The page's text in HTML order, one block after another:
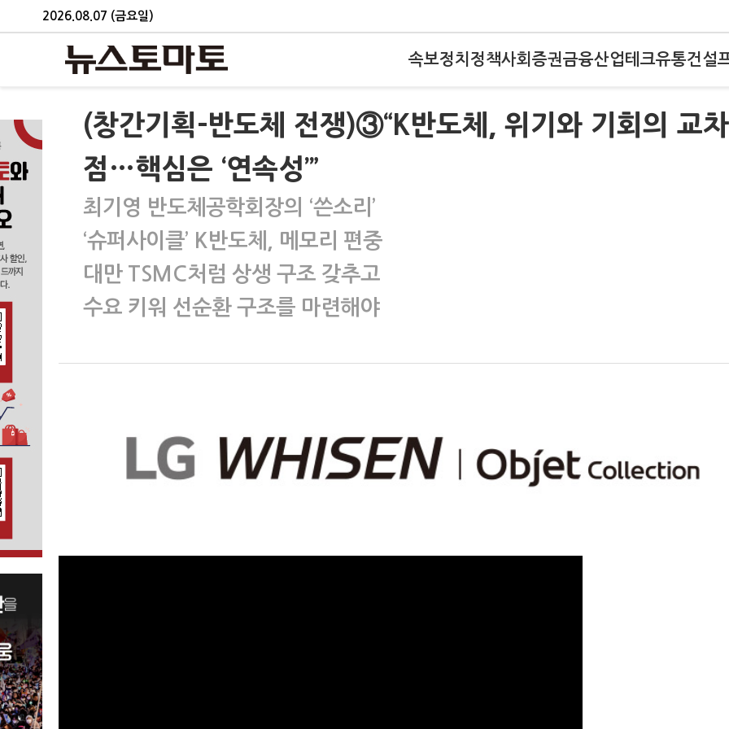
2026.08.07 (금요일)
속보정치 정책사회 증권금융산업테크유통건설
(창간기획-반도체 전쟁)③“K반도체, 위기와 기회의 교차
점…핵심은 ‘연속성’”
최기영 반도체공학회장의 ‘쓴소리’
‘슈퍼사이클’ K반도체, 메모리 편중
대만 TSMC처럼 상생 구조 갖추고
수요 키워 선순환 구조를 마련해야